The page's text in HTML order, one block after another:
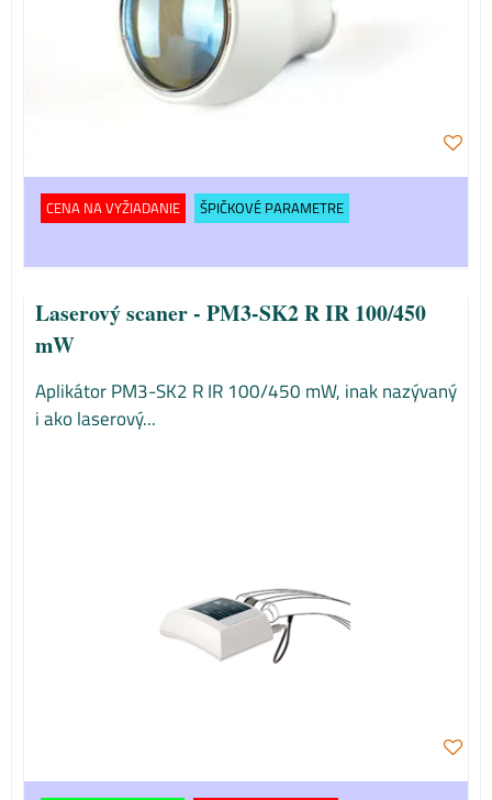
CENA NA VYŽIADANIE ŠPIČKOVÉ PARAMETRE
Laserový scaner - PM3-SK2 R IR 100/450
mW
Aplikátor PM3-SK2 R IR 100/450 mW, inak nazývaný
i ako laserový...